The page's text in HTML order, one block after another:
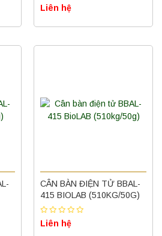
Liên hệ
CÂN BÀN ĐIỆN TỬ BBAL-
415 BIOLAB (510KG/50G)
Liên hệ